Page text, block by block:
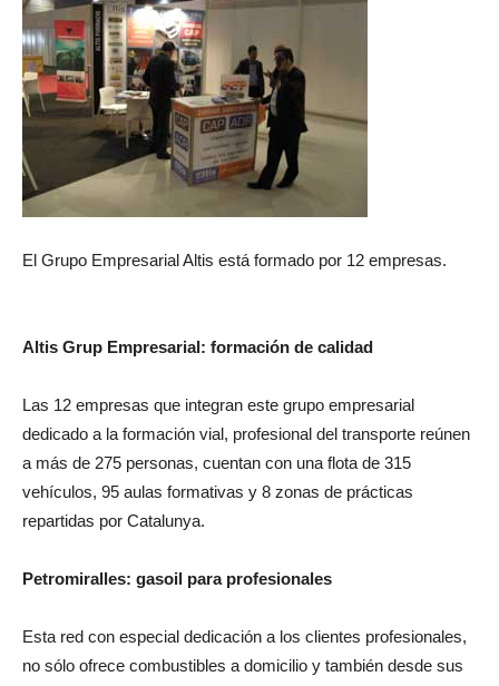
El Grupo Empresarial Altis está formado por 12 empresas.
Altis Grup Empresarial: formación de calidad
Las 12 empresas que integran este grupo empresarial
dedicado a la formación vial, profesional del transporte reúnen
a más de 275 personas, cuentan con una flota de 315
vehículos, 95 aulas formativas y 8 zonas de prácticas
repartidas por Catalunya.
Petromiralles: gasoil para profesionales
Esta red con especial dedicación a los clientes profesionales,
no sólo ofrece combustibles a domicilio y también desde sus